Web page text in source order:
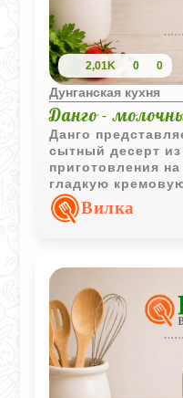
2,01K 0 0
Дунганская кухня
Данго -
Данго
сытный десерт
приготовления
гладкую
добавляет
Вилка